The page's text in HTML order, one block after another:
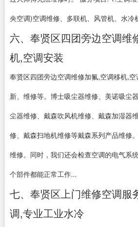
央空调)空调维修、多联机、风管机、水冷
六、奉贤区四团旁边空调维
机,空调安装
奉贤区四团旁边空调维修加氟,空调移
新、维修等。博士吸尘器维修、美诺吸尘
尘器维修、戴森吹风机维修、戴森加湿器
修、戴森扫地机维修等戴森系列产品维修
维修。同时，我们还会检查空调的电气系
个部件都能正常工作...
七、奉贤区上门维修空调服
调,专业工业水冷